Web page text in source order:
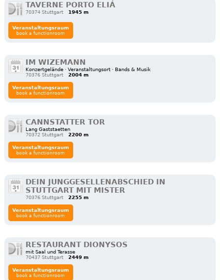
TAVERNE PORTO ELIÁ
70374 Stuttgart 1945 m
Veranstaltungsraum
book a functionroom
IM WIZEMANN
Konzertgelände · Veranstaltungsort · Bands & Musik
70376 Stuttgart
2004 m
Veranstaltungsraum
book a functionroom
CANNSTATTER TOR
Lang Gaststaetten
70372 Stuttgart
2200 m
Veranstaltungsraum
book a functionroom
DEIN JUNGGESELLENABSCHIED IN
STUTTGART MIT MISTER
70376 Stuttgart 2255 m
Veranstaltungsraum
book a functionroom
RESTAURANT DIONYSOS
mit Saal und Terasse
70437 Stuttgart
2449 m
Veranstaltungsraum
book a functionroom